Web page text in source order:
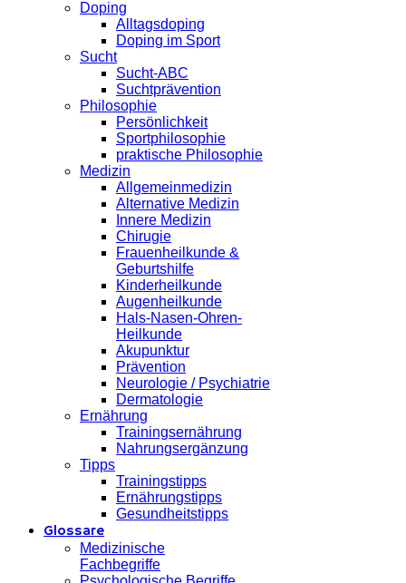
Doping
Alltagsdoping
Doping im Sport
Sucht
Sucht-ABC
Suchtprävention
Philosophie
Persönlichkeit
Sportphilosophie
praktische Philosophie
Medizin
Allgemeinmedizin
Alternative Medizin
Innere Medizin
Chirugie
Frauenheilkunde &
Geburtshilfe
Kinderheilkunde
Augenheilkunde
Hals-Nasen-Ohren-
Heilkunde
Akupunktur
Prävention
Neurologie / Psychiatrie
Dermatologie
Ernährung
Trainingsernährung
Nahrungsergänzung
Tipps
Trainingstipps
Ernährungstipps
Gesundheitstipps
Glossare
Medizinische
Fachbegriffe